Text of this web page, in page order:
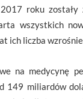
roku
wszystkich
ich liczba
na medycynę
149 miliardów